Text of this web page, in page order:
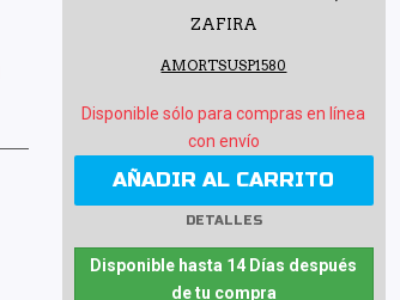
ZAFIRA
AMORTSUSP1580
Disponible sólo para compras en línea
con envío
AÑADIR AL CARRITO
DETALLES
Disponible hasta 14 Días después
de tu compra